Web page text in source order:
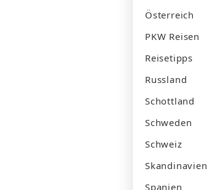
Österreich
PKW Reisen
Reisetipps
Russland
Schottland
Schweden
Schweiz
Skandinavien
Spanien